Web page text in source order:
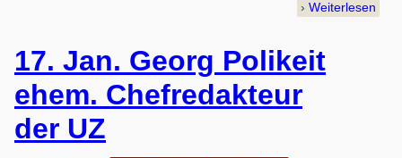
Weiterlesen
17. Jan. Georg Poli­keit
ehem. Chef­re­dak­teur
der UZ